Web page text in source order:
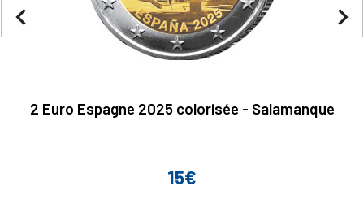
2 Euro Espagne 2025 colorisée - Salamanque
Prix
15€
navigate_next
navigate_before